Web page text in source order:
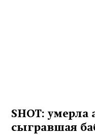
SHOT:
сыгравшая